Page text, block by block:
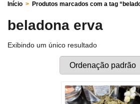
Início > Produtos marcados com a tag
beladona erva
Exibindo um único resultado